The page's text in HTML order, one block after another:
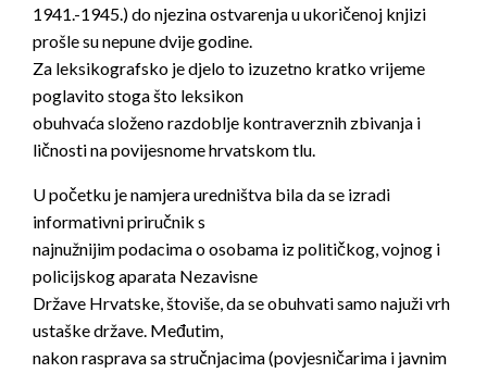
1941.-1945.) do njezina ostvarenja u ukoričenoj knjizi
prošle su nepune dvije godine.
Za leksikografsko je djelo to izuzetno kratko vrijeme
poglavito stoga što leksikon
obuhvaća složeno razdoblje kontraverznih zbivanja i
ličnosti na povijesnome hrvatskom tlu.
U početku je namjera uredništva bila da se izradi
informativni priručnik s
najnužnijim podacima o osobama iz političkog, vojnog i
policijskog aparata Nezavisne
Države Hrvatske, štoviše, da se obuhvati samo najuži vrh
ustaške države. Međutim,
nakon rasprava sa stručnjacima (povjesničarima i javnim